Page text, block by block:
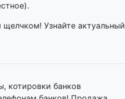
Узнайте актуальный
котировки банков